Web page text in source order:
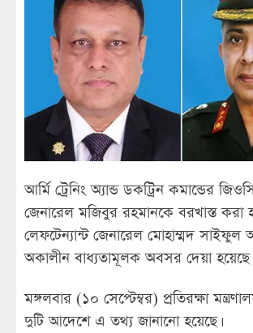
আর্মি ট্রেনিং অ্যান্ড ডকট্রিন কমান্ডের
জেনারেল মজিবুর রহমানকে বরখাস্ত করা
লেফটেন্যান্ট জেনারেল মোহাম্মদ
অকালীন বাধ্যতামূলক অবসর দেয়া হয়েছে।
মঙ্গলবার (১০ সেপ্টেম্বর) প্রতিরক্ষা
দুটি আদেশে এ তথ্য জানানো হয়েছে।